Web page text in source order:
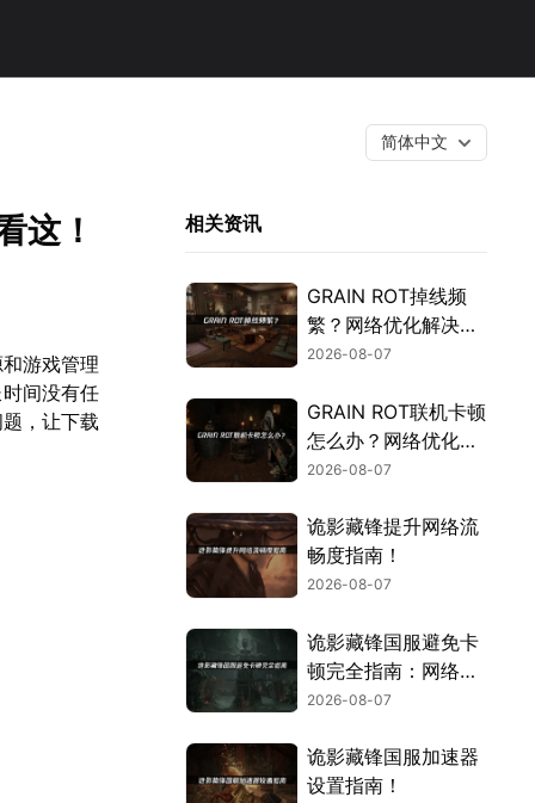
简体中文
这！
游戏管理
间没有任
，让下载
相关资讯
GRAIN ROT掉线频
繁？网络优化解决指
南！
2026-08-07
GRAIN ROT联机卡顿
怎么办？网络优化解
决方案！
2026-08-07
诡影藏锋提升网络流
畅度指南！
2026-08-07
诡影藏锋国服避免卡
顿完全指南：网络优
化与解决技巧！
2026-08-07
诡影藏锋国服加速器
设置指南！